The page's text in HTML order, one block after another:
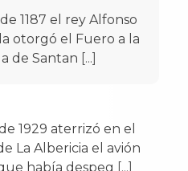
1187 el rey Alfonso
otorgó el Fuero a la
de Santan [...]
1929 aterrizó en el
La Albericia el avión
había despeg [...]